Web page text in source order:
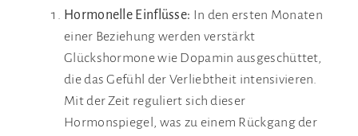
Hormonelle Einflüsse: In den ersten Monaten
einer Beziehung werden verstärkt
Glückshormone wie Dopamin ausgeschüttet,
die das Gefühl der Verliebtheit intensivieren.
Mit der Zeit reguliert sich dieser
Hormonspiegel, was zu einem Rückgang der